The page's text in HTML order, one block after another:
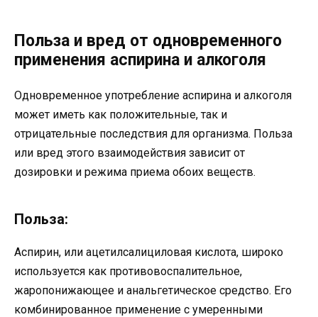
Польза и вред от одновременного
применения аспирина и алкоголя
Одновременное употребление аспирина и алкоголя
может иметь как положительные, так и
отрицательные последствия для организма. Польза
или вред этого взаимодействия зависит от
дозировки и режима приема обоих веществ.
Польза:
Аспирин, или ацетилсалициловая кислота, широко
используется как противовоспалительное,
жаропонижающее и анальгетическое средство. Его
комбинированное применение с умеренными